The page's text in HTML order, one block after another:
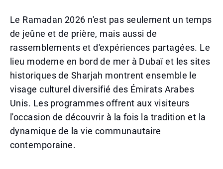
Le Ramadan 2026 n'est pas seulement un temps
de jeûne et de prière, mais aussi de
rassemblements et d'expériences partagées. Le
lieu moderne en bord de mer à Dubaï et les sites
historiques de Sharjah montrent ensemble le
visage culturel diversifié des Émirats Arabes
Unis. Les programmes offrent aux visiteurs
l'occasion de découvrir à la fois la tradition et la
dynamique de la vie communautaire
contemporaine.